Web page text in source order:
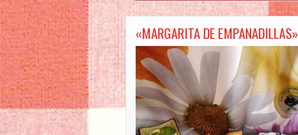
«MARGARITA DE EMPANADILLAS»